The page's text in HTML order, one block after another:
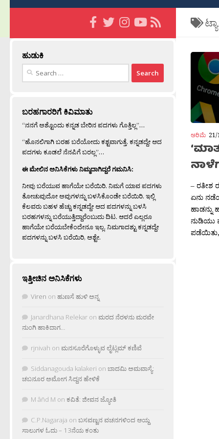
ಅರಿಮೆ
– ರತೀಶ
ಏನು
ಹಾಡನ್ನು
ನುಡಿಯು
ಹುಡುಕಿ
Search
ಬರಹಗಾರರಿಗೆ ಕಿವಿಮಾತು
“ನನಗೆ ಅಶ್ಟೊಂದು ಕನ್ನಡ ಬೇರಿನ ಪದಗಳು ಗೊತ್ತಿಲ್ಲ”…
“ಹೊನಲಿಗಾಗಿ ಬರಹ ಬರೆಯೋದು ಕಶ್ಟವಾಗುತ್ತೆ. ಕನ್ನಡದ್ದೇ ಆದ
ಪದಗಳು ಕೂಡಲೆ ನೆನಪಿಗೆ ಬರಲ್ಲ”…
ಈ ಮೇಲಿನ ಅನಿಸಿಕೆಗಳು ನಿಮ್ಮದಾಗಿದ್ದರೆ ಗಮನಿಸಿ:
ನೀವು ಬರೆಯುವ ಹಾಗೆಯೇ ಬರೆಯಿರಿ. ನಿಮಗೆ ಯಾವ ಪದಗಳು
ತೋಚುವುದೋ ಅವುಗಳನ್ನು ಬಳಸಿಕೊಂಡೇ ಬರೆಯಿರಿ. ಇಲ್ಲಿ
ಕೆಲವರು ಬಹಳ ಹೆಚ್ಚು ಕನ್ನಡದ್ದೇ ಆದ ಪದಗಳನ್ನು ಬಳಸಿ
ಬರಹಗಳನ್ನು ಬರೆಯುತ್ತಿದ್ದಾರೆಂಬುದು ದಿಟ. ಆದರೆ ಎಲ್ಲರೂ
ಹಾಗೆಯೇ ಬರೆಯಬೇಕೆಂದೇನೂ ಇಲ್ಲ. ನಿಮಗಾದಶ್ಟು ಕನ್ನಡದ್ದೇ
ಪದಗಳನ್ನು ಬಳಸಿ ಬರೆಯಿರಿ, ಅಶ್ಟೇ.
ಇತ್ತೀಚಿನ ಅನಿಸಿಕೆಗಳು
Viren on ಹುಣಸೆ ಹುಳಿ ಅನ್ನ
Janardhana Relekar on ಮರದ ನೆರಳನು ಮರವೇ
ನುಂಗಿ ಹಾಕಿದಾಗ…
rjnivah on ಮನಸೂರೆಗೊಳ್ಳುವ ಲೈಟ್ಲಮ್ ಕಣಿವೆ
Siddanagouda kalakeri on ಬಾದಮಿ ಅಮವಾಸ್ಯೆ:
ಚಬನೂರ ಅಮೋಗ ಸಿದ್ದನ ಹೇಳಿಕೆ
M âñd M on ಕವಿತೆ: ಜೀವನ ಜ್ಯೋತಿ
C.P.Nagaraja on ಬಸವಣ್ಣನ ವಚನಗಳಿಂದ ಆಯ್ದ
ಸಾಲುಗಳ ಓದು – 13ನೆಯ ಕಂತು